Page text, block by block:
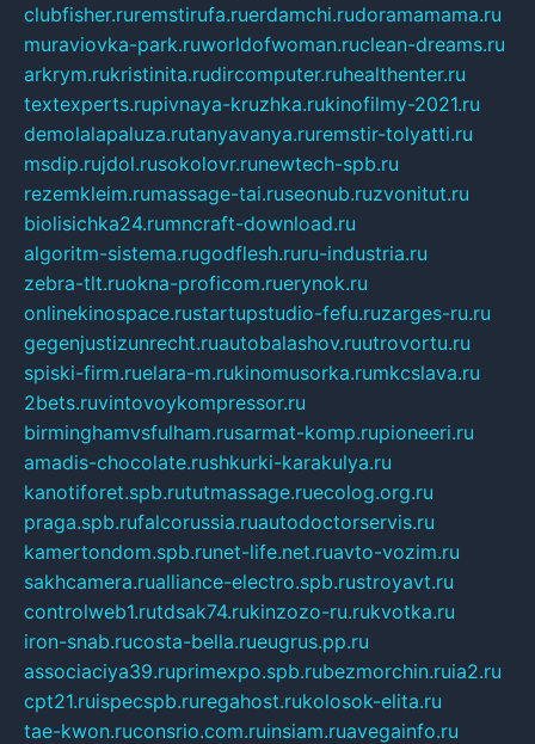
clubfisher.ruremstirufa.ruerdamchi.rudoramamama.ru
muraviovka-park.ruworldofwoman.ruclean-dreams.ru
arkrym.rukristinita.rudircomputer.ruhealthenter.ru
textexperts.rupivnaya-kruzhka.rukinofilmy-2021.ru
demolalapaluza.rutanyavanya.ruremstir-tolyatti.ru
msdip.rujdol.rusokolovr.runewtech-spb.ru
rezemkleim.rumassage-tai.ruseonub.ruzvonitut.ru
biolisichka24.rumncraft-download.ru
algoritm-sistema.rugodflesh.ruru-industria.ru
zebra-tlt.ruokna-proficom.ruerynok.ru
onlinekinospace.rustartupstudio-fefu.ruzarges-ru.ru
gegenjustizunrecht.ruautobalashov.ruutrovortu.ru
spiski-firm.ruelara-m.rukinomusorka.rumkcslava.ru
2bets.ruvintovoykompressor.ru
birminghamvsfulham.rusarmat-komp.rupioneeri.ru
amadis-chocolate.rushkurki-karakulya.ru
kanotiforet.spb.rututmassage.ruecolog.org.ru
praga.spb.rufalcorussia.ruautodoctorservis.ru
kamertondom.spb.runet-life.net.ruavto-vozim.ru
sakhcamera.rualliance-electro.spb.rustroyavt.ru
controlweb1.rutdsak74.rukinzozo-ru.rukvotka.ru
iron-snab.rucosta-bella.rueugrus.pp.ru
associaciya39.ruprimexpo.spb.rubezmorchin.ruia2.ru
cpt21.ruispecspb.ruregahost.rukolosok-elita.ru
tae-kwon.ruconsrio.com.ruinsiam.ruavegainfo.ru